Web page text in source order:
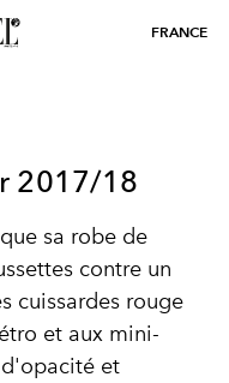
FRANCE
2017/18
sa robe de
contre un
cuissardes rouge
et aux mini-
d'opacité et